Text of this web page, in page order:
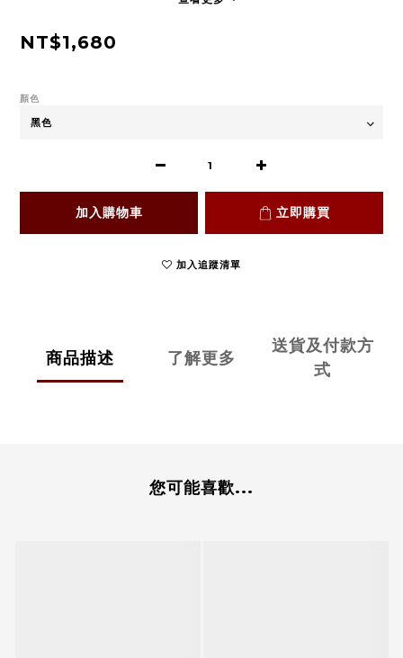
NT$1,680
顏色
加入購物車 立即購買
加入追蹤清單
商品描述 了解更多
送貨及付款方
式
您可能喜歡...